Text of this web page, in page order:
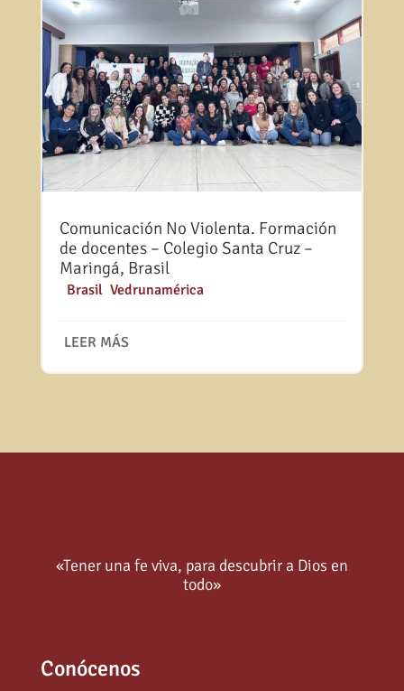
Comunicación No Violenta. Formación
de docentes – Colegio Santa Cruz –
Maringá, Brasil
Brasil, Vedrunamérica
LEER MÁS
«Tener una fe viva, para descubrir a Dios en
todo»
Conócenos